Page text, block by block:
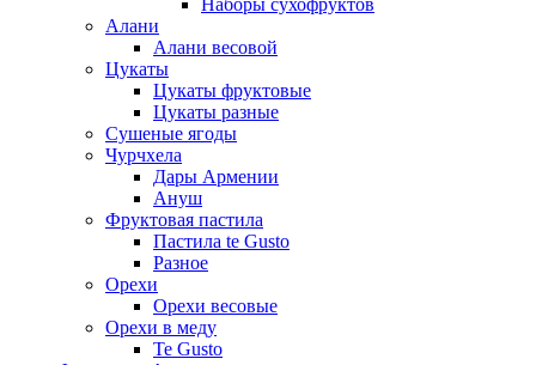
Наборы сухофруктов
Алани
Алани весовой
Цукаты
Цукаты фруктовые
Цукаты разные
Сушеные ягоды
Чурчхела
Дары Армении
Ануш
Фруктовая пастила
Пастила te Gusto
Разное
Орехи
Орехи весовые
Орехи в меду
Te Gusto